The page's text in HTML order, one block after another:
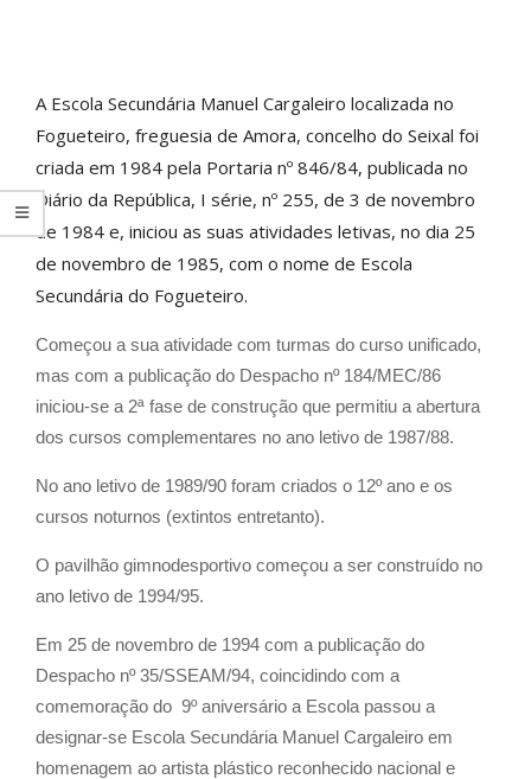
A Escola Secundária Manuel Cargaleiro localizada no
Fogueteiro, freguesia de Amora, concelho do Seixal foi
criada em 1984 pela Portaria nº 846/84, publicada no
Diário da República, I série, nº 255, de 3 de novembro
de 1984 e, iniciou as suas atividades letivas, no dia 25
de novembro de 1985, com o nome de Escola
Secundária do Fogueteiro.
Começou a sua atividade com turmas do curso unificado,
mas com a publicação do Despacho nº 184/MEC/86
iniciou-se a 2ª fase de construção que permitiu a abertura
dos cursos complementares no ano letivo de 1987/88.
No ano letivo de 1989/90 foram criados o 12º ano e os
cursos noturnos (extintos entretanto).
O pavilhão gimnodesportivo começou a ser construído no
ano letivo de 1994/95.
Em 25 de novembro de 1994 com a publicação do
Despacho nº 35/SSEAM/94, coincidindo com a
comemoração do 9º aniversário a Escola passou a
designar-se Escola Secundária Manuel Cargaleiro em
homenagem ao artista plástico reconhecido nacional e